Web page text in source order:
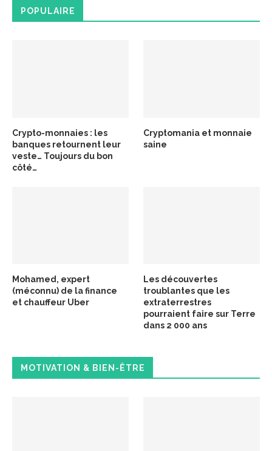
POPULAIRE
Crypto-monnaies : les
banques retournent leur
veste… Toujours du bon
côté…
Cryptomania et monnaie
saine
Mohamed, expert
(méconnu) de la finance
et chauffeur Uber
Les découvertes
troublantes que les
extraterrestres
pourraient faire sur Terre
dans 2 000 ans
MOTIVATION & BIEN-ÊTRE